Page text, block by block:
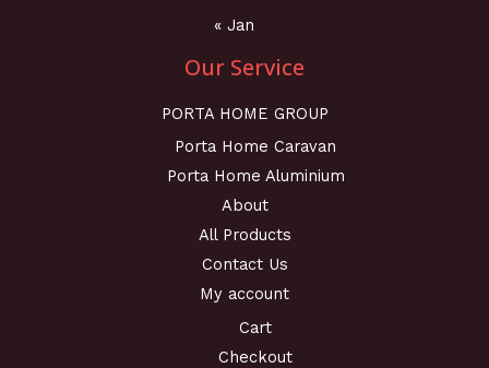
« Jan
Our Service
PORTA HOME GROUP
Porta Home Caravan
Porta Home Aluminium
About
All Products
Contact Us
My account
Cart
Checkout